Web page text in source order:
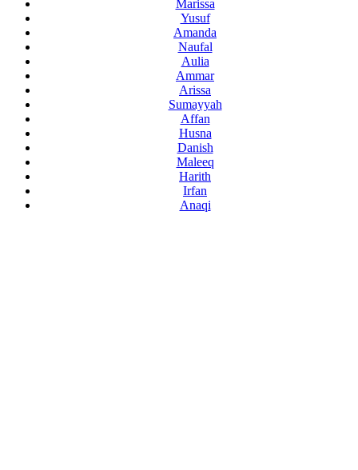
Marissa
Yusuf
Amanda
Naufal
Aulia
Ammar
Arissa
Sumayyah
Affan
Husna
Danish
Maleeq
Harith
Irfan
Anaqi